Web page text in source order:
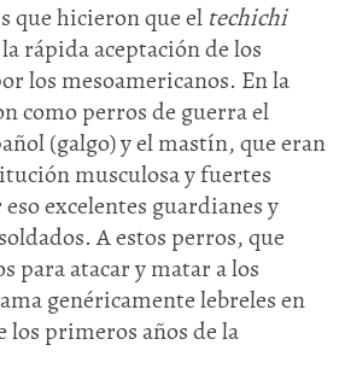
que hicieron que el techichi
rápida aceptación de los
los mesoamericanos. En la
como perros de guerra el
(galgo) y el mastín, que eran
musculosa y fuertes
excelentes guardianes y
A estos perros, que
para atacar y matar a los
genéricamente lebreles en
los primeros años de la